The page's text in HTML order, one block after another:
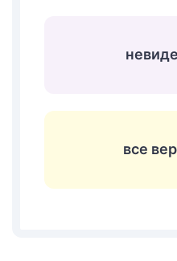
все